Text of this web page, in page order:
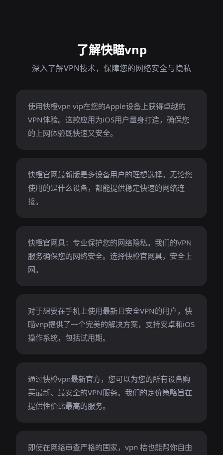
了解快瞄vnp
深入了解VPN技术，保障您的网络安全与隐私
使用快橙vpn vip在您的Apple设备上获得卓越的
VPN体验。这款应用为iOS用户量身打造，确保您
的上网体验既快速又安全。
快橙官网最新版是多设备用户的理想选择。无论您
使用的是什么设备，都能提供稳定快速的网络连
接。
快橙官网具：专业保护您的网络隐私。我们的VPN
服务确保您的网络安全。选择快橙官网具，安全上
网。
对于想要在手机上使用最新且安全VPN的用户，快
瞄vnp提供了一个完美的解决方案，支持安卓和iOS
操作系统，包括试用期。
通过快橙vpn最新官方，您可以为您的所有设备购
买最新、最安全的VPN服务。我们的定价策略旨在
提供性价比最高的服务。
即使在网络审查严格的国家，vpn 桔也能帮你自由